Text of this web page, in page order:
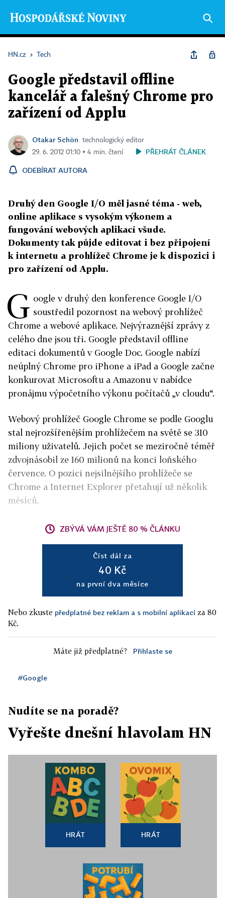
HN.cz › Tech
Google představil offline
kancelář a falešný Chrome pro
zařízení od Applu
Otakar Schön
technologický editor
29. 6. 2012 01:10 ▪ 4 min. čtení
PŘEHRÁT ČLÁNEK
ODEBÍRAT AUTORA
Druhý den Google I/O měl jasné téma - web,
online aplikace s vysokým výkonem a
fungování webových aplikací všude.
Dokumenty tak půjde editovat i bez připojení
k internetu a prohlížeč Chrome je k dispozici i
pro zařízení od Applu.
G oogle v druhý den konference Google I/O
soustředil pozornost na webový prohlížeč
Chrome a webové aplikace. Nejvýraznější zprávy z
celého dne jsou tři. Google představil offline
editaci dokumentů v Google Doc. Google nabízí
neúplný Chrome pro iPhone a iPad a Google začne
konkurovat Microsoftu a Amazonu v nabídce
pronájmu výpočetního výkonu počítačů „v cloudu“.
Webový prohlížeč Google Chrome se podle Googlu
stal nejrozšířenějším prohlížečem na světě se 310
miliony uživatelů. Jejich počet se meziročně téměř
zdvojnásobil ze 160 milionů na konci loňského
července. O pozici nejsilnějšího prohlížeče se
Chrome a Internet Explorer přetahují už několik
měsíců.
ZBÝVÁ VÁM JEŠTĚ 80 % ČLÁNKU
Číst dál za
40 Kč
na první dva měsíce
Nebo zkuste předplatné bez reklam a s mobilní aplikací za 80
Kč.
Máte již předplatné? Přihlaste se
#Google
Nudíte se na poradě?
Vyřešte dnešní hlavolam HN
HRÁT HRÁT